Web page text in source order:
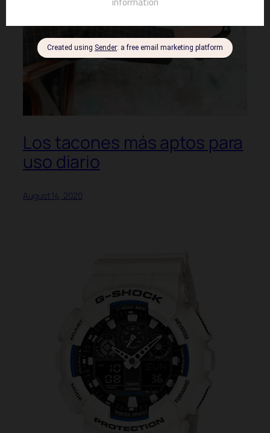
Los tacones más aptos para
uso diario
August 14, 2020